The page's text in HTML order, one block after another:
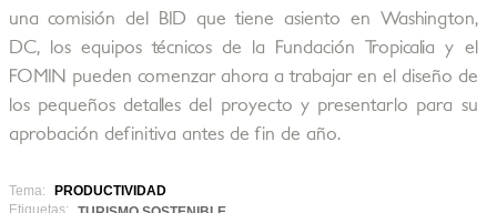
una comisión del BID que tiene asiento en Washington,
DC, los equipos técnicos de la Fundación Tropicalia y el
FOMIN pueden comenzar ahora a trabajar en el diseño de
los pequeños detalles del proyecto y presentarlo para su
aprobación definitiva antes de fin de año.
Tema:
PRODUCTIVIDAD
Etiquetas: